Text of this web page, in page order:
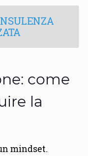
come
la
mindset.